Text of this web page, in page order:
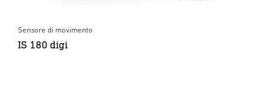
Sensore di movimento
IS 180 digi